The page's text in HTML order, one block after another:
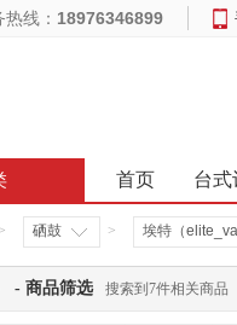
热线： 18976346899
首页 台式
> 硒鼓 > 埃特（
- 商品筛选 搜索到7件相关商品